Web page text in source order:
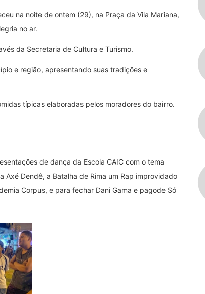
na noite de ontem (29), na Praça da Vila Mariana,
no ar.
da Secretaria de Cultura e Turismo.
e região, apresentando suas tradições e
típicas elaboradas pelos moradores do bairro.
de dança da Escola CAIC com o tema
Axé Dendê, a Batalha de Rima um Rap improvidado
Corpus, e para fechar Dani Gama e pagode Só